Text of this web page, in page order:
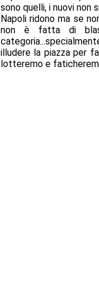
sono quelli, i nuovi non
Napoli ridono ma se
non è fatta di
illudere la piazza per
lotteremo e